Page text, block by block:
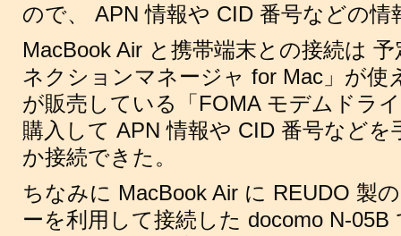
ので、 APN 情報や CID 番号などの情
MacBook Air と携帯端末との接続は
ネクションマネージャ for Mac」が使
が販売している「FOMA モデムドラ
購入して APN 情報や CID 番号など
か接続できた。
ちなみに MacBook Air に REUDO 製
ーを利用して接続した docomo N-05B